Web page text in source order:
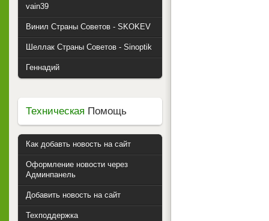
vain39
Винил Страны Советов - SKOKEV
Шеллак Страны Советов - Sinoptik
Геннадий
Техническая Помощь
Как добавть новость на сайт
Оформление новости через
Админпанель
Добавить новость на сайт
Техподдержка